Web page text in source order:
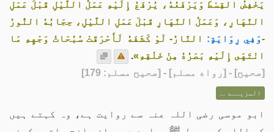
يَخْفِضُ القِسْطَ وَيَرْفَعُهُ، يُرْفَعُ إِلَيْهِ عَمَلُ اللَّيْلِ قَبْلَ عَمَلِ
النَّهَارِ، وَعَمَلُ النَّهَارِ قَبْلَ عَمَلِ اللَّيْلِ، حِجَابُهُ النُّورُ
-وَفِي رِوَايَةٍ: النَّارُ- لَوْ كَشَفَهُ لَأَحْرَقَتْ سُبُحَاتُ وَجْهِهِ مَا
انْتَهَى إِلَيْهِ بَصَرُهُ مِنْ خَلْقِهِ».
[صحيح] - [رواه مسلم] - [صحيح مسلم: 179]
المزيــد ...
ابو موسی رضی اللہ عنہ سے روایت ہے، وہ کہتے ہیں